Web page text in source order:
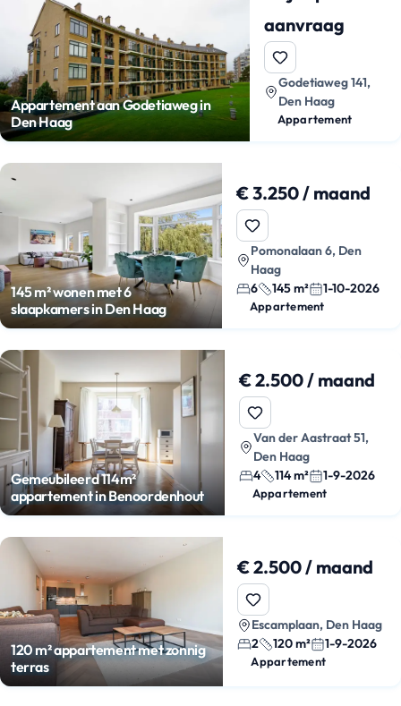
Appartement aan Godetiaweg in
Den Haag
aanvraag
Godetiaweg 141,
Den Haag
Appartement
145 m² wonen met 6
slaapkamers in Den Haag
€ 3.250 / maand
Pomonalaan 6, Den
Haag
6
145 m² 1-10-2026
Appartement
Gemeubileerd 114m²
appartement in Benoordenhout
€ 2.500 / maand
Van der Aastraat 51,
Den Haag
4
114 m² 1-9-2026
Appartement
120 m² appartement met zonnig
terras
€ 2.500 / maand
Escamplaan, Den Haag
2
120 m² 1-9-2026
Appartement